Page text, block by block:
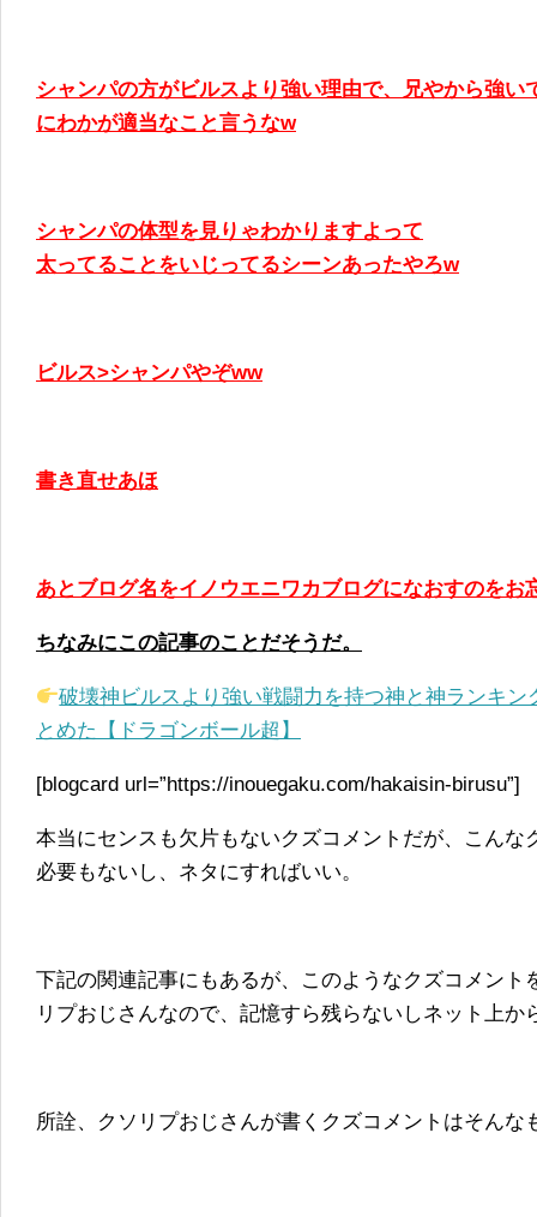
シャンパの方がビルスより強い理由で、兄やから強い
にわかが適当なこと言うなw
シャンパの体型を見りゃわかりますよって
太ってることをいじってるシーンあったやろw
ビルス>シャンパやぞww
書き直せあほ
あとブログ名をイノウエニワカブログになおすのをお
ちなみにこの記事のことだそうだ。
破壊神ビルスより強い戦闘力を持つ神と神ランキ
とめた【ドラゴンボール超】
[blogcard url=”https://inouegaku.com/hakaisin-birusu”]
本当にセンスも欠片もないクズコメントだが、こんな
必要もないし、ネタにすればいい。
下記の関連記事にもあるが、このようなクズコメント
リプおじさんなので、記憶すら残らないしネット上か
所詮、クソリプおじさんが書くクズコメントはそんな